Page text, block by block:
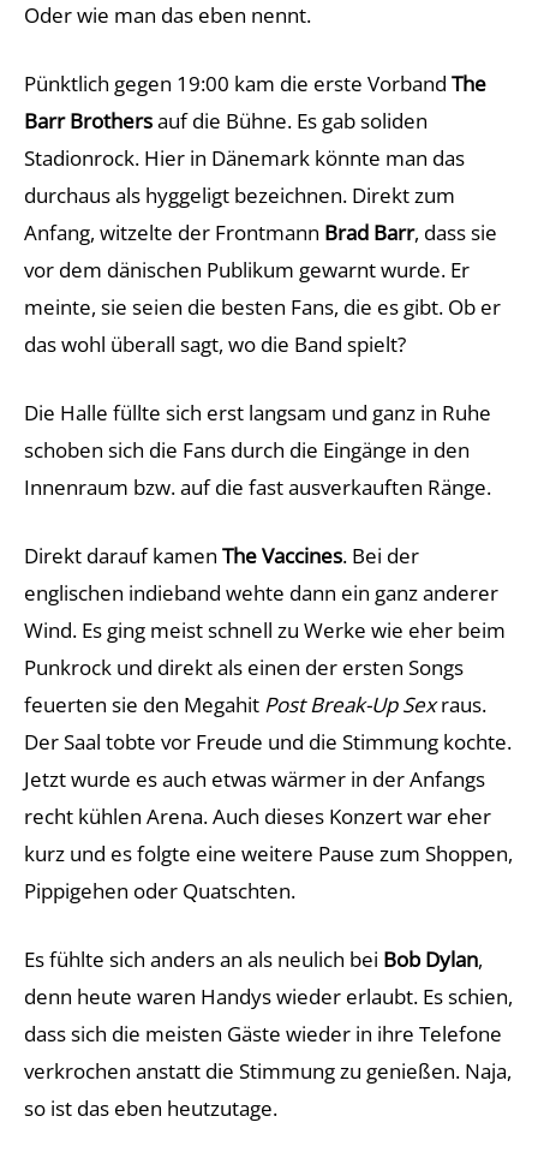
Oder wie man das eben nennt.
Pünktlich gegen 19:00 kam die erste Vorband The
Barr Brothersauf die Bühne. Es gab soliden
Stadionrock. Hier in Dänemark könnte man das
durchaus als hyggeligt bezeichnen. Direkt zum
Anfang, witzelte der Frontmann Brad Barr, dass sie
vor dem dänischen Publikum gewarnt wurde. Er
meinte, sie seien die besten Fans, die es gibt. Ob er
das wohl überall sagt, wo die Band spielt?
Die Halle füllte sich erst langsam und ganz in Ruhe
schoben sich die Fans durch die Eingänge in den
Innenraum bzw. auf die fast ausverkauften Ränge.
Direkt darauf kamen The Vaccines. Bei der
englischen indieband wehte dann ein ganz anderer
Wind. Es ging meist schnell zu Werke wie eher beim
Punkrock und direkt als einen der ersten Songs
feuerten sie den Megahit Post Break-Up Sexraus.
Der Saal tobte vor Freude und die Stimmung kochte.
Jetzt wurde es auch etwas wärmer in der Anfangs
recht kühlen Arena. Auch dieses Konzert war eher
kurz und es folgte eine weitere Pause zum Shoppen,
Pippigehen oder Quatschten.
Es fühlte sich anders an als neulich bei Bob Dylan,
denn heute waren Handys wieder erlaubt. Es schien,
dass sich die meisten Gäste wieder in ihre Telefone
verkrochen anstatt die Stimmung zu genießen. Naja,
so ist das eben heutzutage.